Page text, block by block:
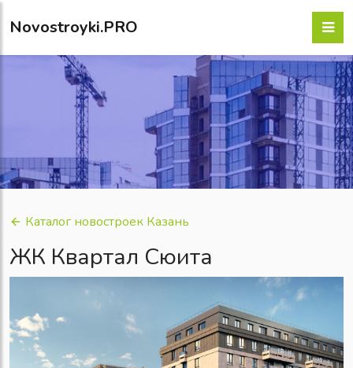
Novostroyki.PRO
Каталог новостроек Казань
ЖК Квартал Сюита